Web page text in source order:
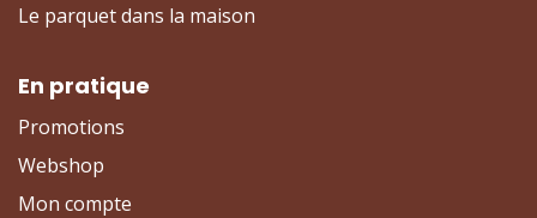
Le parquet dans la maison
En pratique
Promotions
Webshop
Mon compte